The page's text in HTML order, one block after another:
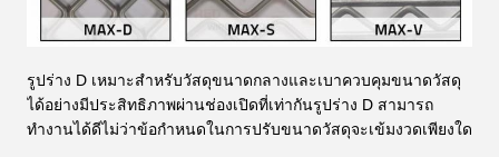
รูปร่าง D เหมาะสำหรับวัสดุขนาดกลางและเบาควบคุมขนาดวัสดุ
ได้อย่างมีประสิทธิภาพผ่านช่องเปิดที่เท่ากันรูปร่าง D สามารถ
ทำงานได้ดีไม่ว่าข้อกำหนดในการปรับขนาดวัสดุจะเข้มงวดเพียงใด